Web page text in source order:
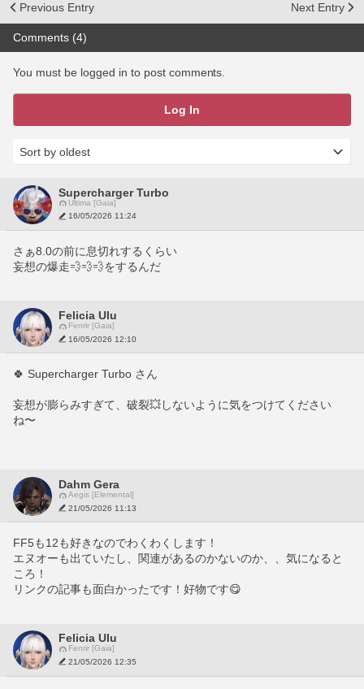
Previous Entry Next Entry
Comments (4)
You must be logged in to post comments.
Log In
Supercharger Turbo
Ultima [Gaia]
16/05/2026 11:24
さぁ8.0の前に息切れするくらい
妄想の爆走💨💨💨をするんだ
Felicia Ulu
Fenrir [Gaia]
16/05/2026 12:10
🍀 Supercharger Turbo さん
妄想が膨らみすぎて、破裂💥しないように気をつけてください
ね〜
Dahm Gera
Aegis [Elemental]
21/05/2026 11:13
FF5も12も好きなのでわくわくします！
エヌオーも出ていたし、関連があるのかないのか、、気になると
ころ！
リンクの記事も面白かったです！好物です😋
Felicia Ulu
Fenrir [Gaia]
21/05/2026 12:35